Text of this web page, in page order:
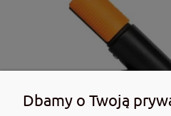
Dbamy o Twoją